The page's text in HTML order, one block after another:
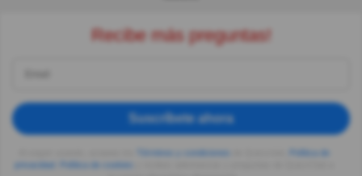
Recibe más preguntas!
Suscríbete ahora
privacidad